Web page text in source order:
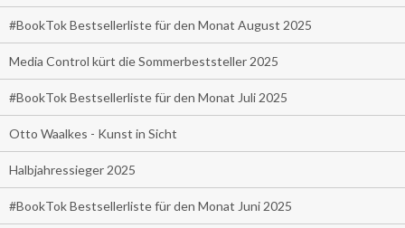
#BookTok Bestsellerliste für den Monat August 2025
Media Control kürt die Sommerbeststeller 2025
#BookTok Bestsellerliste für den Monat Juli 2025
Otto Waalkes - Kunst in Sicht
Halbjahressieger 2025
#BookTok Bestsellerliste für den Monat Juni 2025